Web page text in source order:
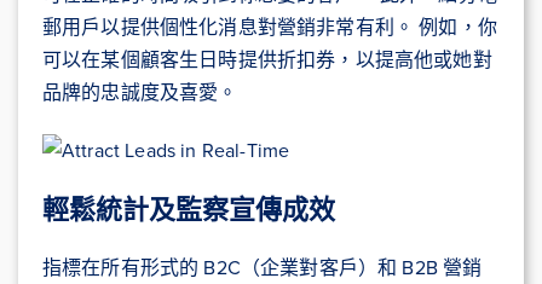
郵用戶以提供個性化消息對營銷非常有利。 例如，你
可以在某個顧客生日時提供折扣券，以提高他或她對
品牌的忠誠度及喜愛。
輕鬆統計及監察宣傳成效
指標在所有形式的 B2C（企業對客戶）和 B2B 營銷